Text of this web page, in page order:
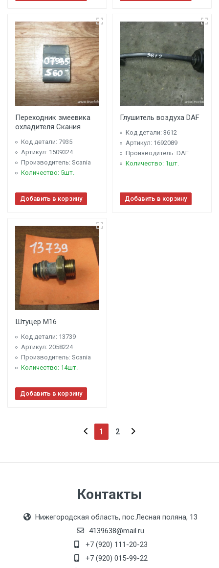
Переходник змеевика
охладителя Скания
Код детали: 7935
Артикул: 1509324
Производитель: Scania
Количество: 5шт.
Добавить в корзину
Глушитель воздуха DAF
Код детали: 3612
Артикул: 1692089
Производитель: DAF
Количество: 1шт.
Добавить в корзину
Штуцер M16
Код детали: 13739
Артикул: 2058224
Производитель: Scania
Количество: 14шт.
Добавить в корзину
1 2
Контакты
Нижегородская область, пос.Лесная поляна, 13
4139638@mail.ru
+7 (920) 111-20-23
+7 (920) 015-99-22